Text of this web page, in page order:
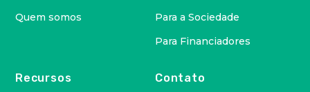
Quem somos
Para a Sociedade
Para Financiadores
Recursos Contato